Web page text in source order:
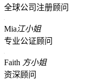
全球公司注册顾问
Mia江小姐
专业公证顾问
Faith 方小姐
资深顾问